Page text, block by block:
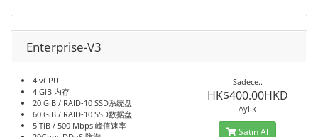
Enterprise-V3
4 vCPU
4 GiB 内存
20 GiB / RAID-10 SSD系统盘
60 GiB / RAID-10 SSD数据盘
5 TiB / 500 Mbps 峰值速率
Sadece..
HK$400.00HKD
Aylık
Satın Al